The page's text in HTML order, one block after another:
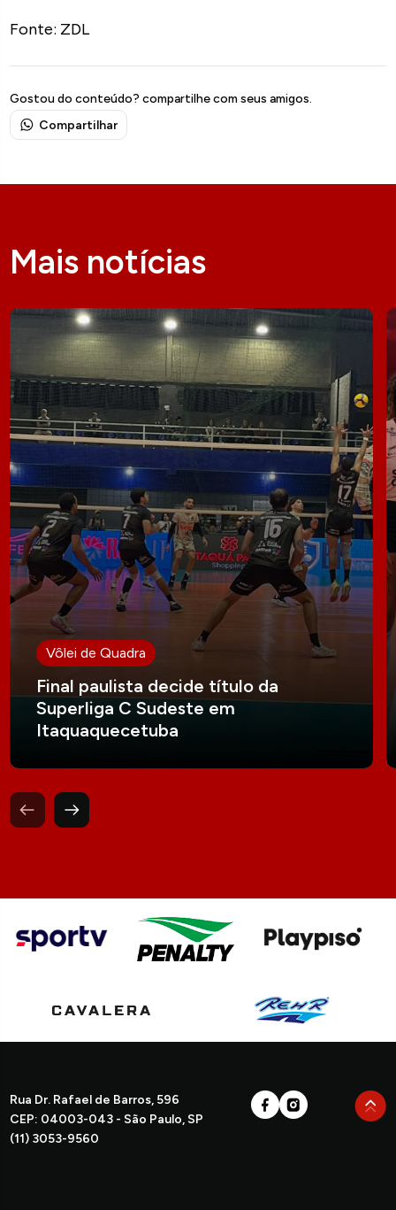
Fonte: ZDL
Gostou do conteúdo? compartilhe com seus amigos.
Compartilhar
Mais notícias
Vôlei de Quadra
Final paulista decide título da
Superliga C Sudeste em
Itaquaquecetuba
Rua Dr. Rafael de Barros, 596
CEP: 04003-043 - São Paulo, SP
(11) 3053-9560